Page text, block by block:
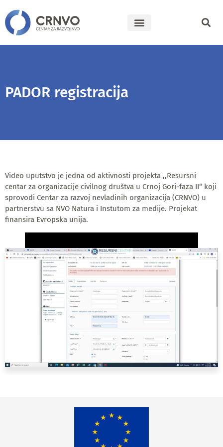
PADOR registracija
Video uputstvo je jedna od aktivnosti projekta ,,Resursni
centar za organizacije civilnog društva u Crnoj Gori-faza II“ koji
sprovodi Centar za razvoj nevladinih organizacija (CRNVO) u
partnerstvu sa NVO Natura i Instutom za medije. Projekat
finansira Evropska unija.